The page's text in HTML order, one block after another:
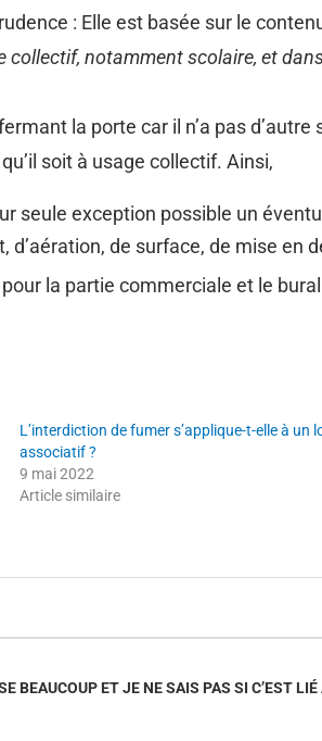
: Elle est basée sur le
notamment scolaire, et
la porte car il n’a pas d’autre
soit à usage collectif. Ainsi,
seule exception possible un
de surface, de mise en
la partie commerciale et le
L’interdiction de fumer s’applique-t-elle à un
associatif ?
9 mai 2022
Article similaire
BEAUCOUP ET JE NE SAIS PAS SI C’EST